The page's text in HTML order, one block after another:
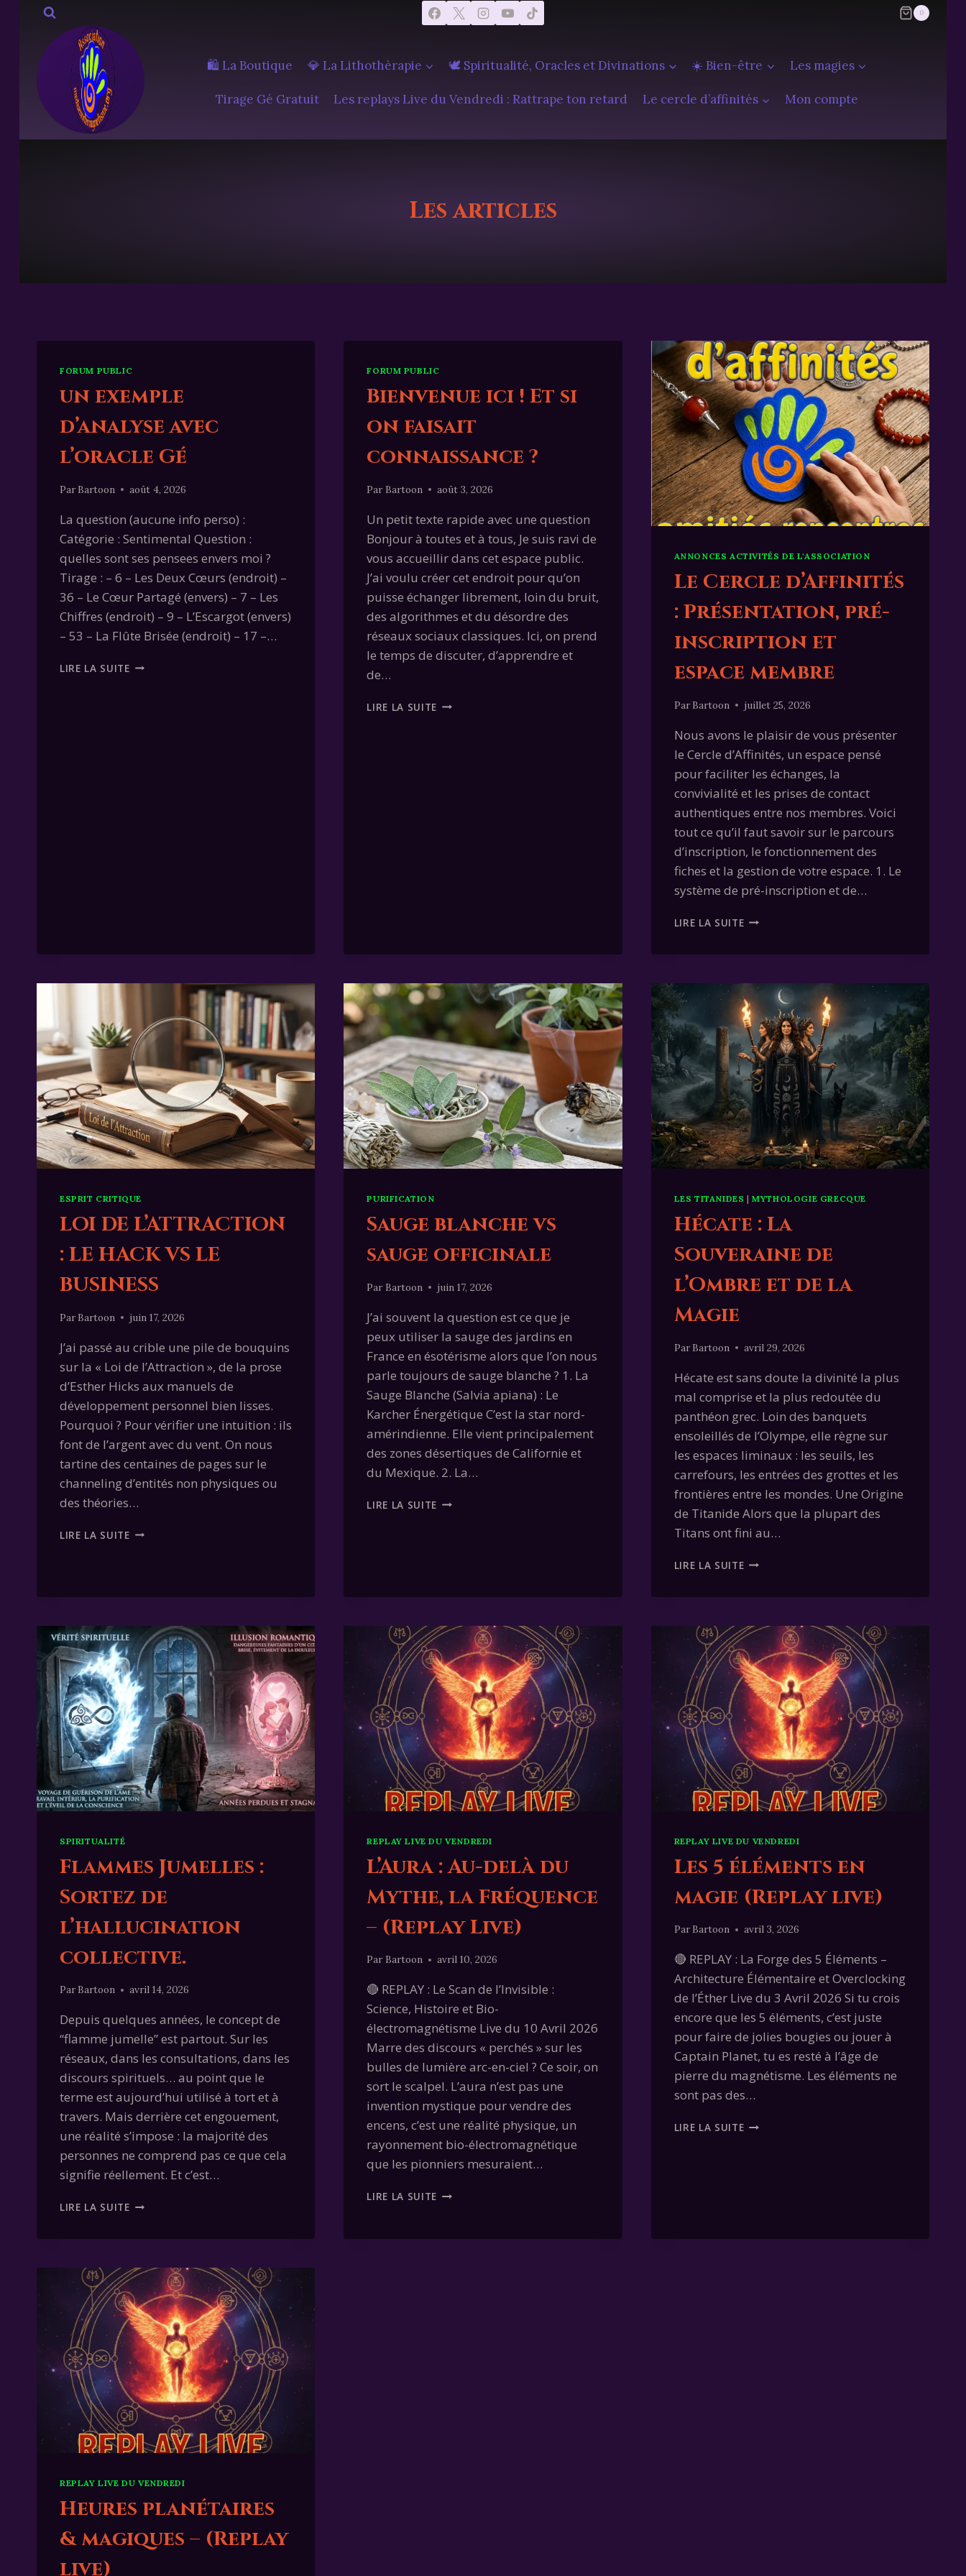
Aller
contenu
0
🛍️ La Boutique 💎 La Lithothèrapie 🕊️ Spiritualité, Oracles et Divinations ☀️ Bien-être Les magies
Tirage Gé Gratuit Les replays Live du Vendredi : Rattrape ton retard Le cercle d’affinités Mon compte
Les articles
FORUM PUBLIC
un exemple
d’analyse avec
l’oracle Gé
Par Bartoon août 4, 2026
La question (aucune info perso) :
Catégorie : Sentimental Question :
quelles sont ses pensees envers moi ?
Tirage : – 6 – Les Deux Cœurs (endroit) –
36 – Le Cœur Partagé (envers) – 7 – Les
Chiffres (endroit) – 9 – L’Escargot (envers)
– 53 – La Flûte Brisée (endroit) – 17 –…
LIRE LA SUITEUN
FORUM PUBLIC
Bienvenue ici ! Et si
on faisait
connaissance ?
Par Bartoon août 3, 2026
Un petit texte rapide avec une question
Bonjour à toutes et à tous, Je suis ravi de
vous accueillir dans cet espace public.
J’ai voulu créer cet endroit pour qu’on
puisse échanger librement, loin du bruit,
des algorithmes et du désordre des
réseaux sociaux classiques. Ici, on prend
le temps de discuter, d’apprendre et
de…
LIRE LA SUITE BIENVENUE
ANNONCES ACTIVITÉS DE L'ASSOCIATION
Le Cercle d’Affinités
: Présentation, pré-
inscription et
espace membre
Par Bartoon juillet 25, 2026
Nous avons le plaisir de vous présenter
le Cercle d’Affinités, un espace pensé
pour faciliter les échanges, la
convivialité et les prises de contact
authentiques entre nos membres. Voici
tout ce qu’il faut savoir sur le parcours
d’inscription, le fonctionnement des
fiches et la gestion de votre espace. 1. Le
système de pré-inscription et de…
LIRE LA SUITELE
PRÉ-
INSCRIPTION
ET
ESPACE
MEMBRE
ESPRIT CRITIQUE
LOI DE L’ATTRACTION
: LE HACK VS LE
BUSINESS
Par Bartoon juin 17, 2026
J’ai passé au crible une pile de bouquins
sur la « Loi de l’Attraction », de la prose
d’Esther Hicks aux manuels de
développement personnel bien lisses.
Pourquoi ? Pour vérifier une intuition : ils
font de l’argent avec du vent. On nous
tartine des centaines de pages sur le
channeling d’entités non physiques ou
des théories…
LIRE LA SUITELOI
LE
BUSINESS
PURIFICATION
Sauge blanche vs
sauge officinale
Par Bartoon juin 17, 2026
J’ai souvent la question est ce que je
peux utiliser la sauge des jardins en
France en ésotérisme alors que l’on nous
parle toujours de sauge blanche ? 1. La
Sauge Blanche (Salvia apiana) : Le
Karcher Énergétique C’est la star nord-
amérindienne. Elle vient principalement
des zones désertiques de Californie et
du Mexique. 2. La…
LIRE LA SUITE SAUGE
LES TITANIDES |MYTHOLOGIE GRECQUE
Hécate : La
Souveraine de
l’Ombre et de la
Magie
Par Bartoon avril 29, 2026
Hécate est sans doute la divinité la plus
mal comprise et la plus redoutée du
panthéon grec. Loin des banquets
ensoleillés de l’Olympe, elle règne sur
les espaces liminaux : les seuils, les
carrefours, les entrées des grottes et les
frontières entre les mondes. Une Origine
de Titanide Alors que la plupart des
Titans ont fini au…
LIRE LA SUITEHÉCATE
L’OMBRE
ET
DE
LA
MAGIE
SPIRITUALITÉ
Flammes Jumelles :
Sortez de
l’hallucination
collective.
Par Bartoon avril 14, 2026
Depuis quelques années, le concept de
“flamme jumelle” est partout. Sur les
réseaux, dans les consultations, dans les
discours spirituels… au point que le
terme est aujourd’hui utilisé à tort et à
travers. Mais derrière cet engouement,
une réalité s’impose : la majorité des
personnes ne comprend pas ce que cela
signifie réellement. Et c’est…
LIRE LA SUITEFLAMMES
L’HALLUCINATION
COLLECTIVE.
REPLAY LIVE DU VENDREDI
L’Aura : Au-delà du
Mythe, la Fréquence
– (Replay Live)
Par Bartoon avril 10, 2026
🔴 REPLAY : Le Scan de l’Invisible :
Science, Histoire et Bio-
électromagnétisme Live du 10 Avril 2026
Marre des discours « perchés » sur les
bulles de lumière arc-en-ciel ? Ce soir, on
sort le scalpel. L’aura n’est pas une
invention mystique pour vendre des
encens, c’est une réalité physique, un
rayonnement bio-électromagnétique
que les pionniers mesuraient…
LIRE LA SUITE L’AURA
DELÀ
REPLAY LIVE DU VENDREDI
Les 5 éléments en
magie (Replay live)
Par Bartoon avril 3, 2026
🔴 REPLAY : La Forge des 5 Éléments –
Architecture Élémentaire et Overclocking
de l’Éther Live du 3 Avril 2026 Si tu crois
encore que les 5 éléments, c’est juste
pour faire de jolies bougies ou jouer à
Captain Planet, tu es resté à l’âge de
pierre du magnétisme. Les éléments ne
sont pas des…
LIRE LA SUITELES
REPLAY LIVE DU VENDREDI
Heures planétaires
& magiques – (Replay
live)